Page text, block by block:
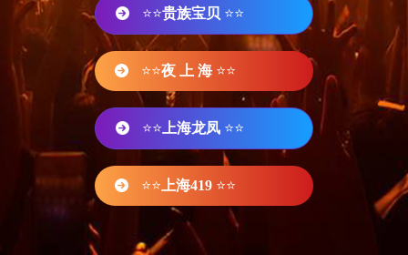
⭐⭐贵族宝贝 ⭐⭐
⭐⭐夜 上 海 ⭐⭐
⭐⭐ 上海龙凤 ⭐⭐
⭐⭐ 上海419 ⭐⭐